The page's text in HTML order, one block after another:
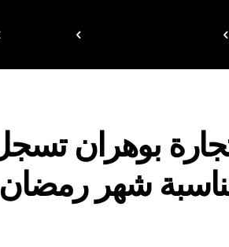
شهر رمضان